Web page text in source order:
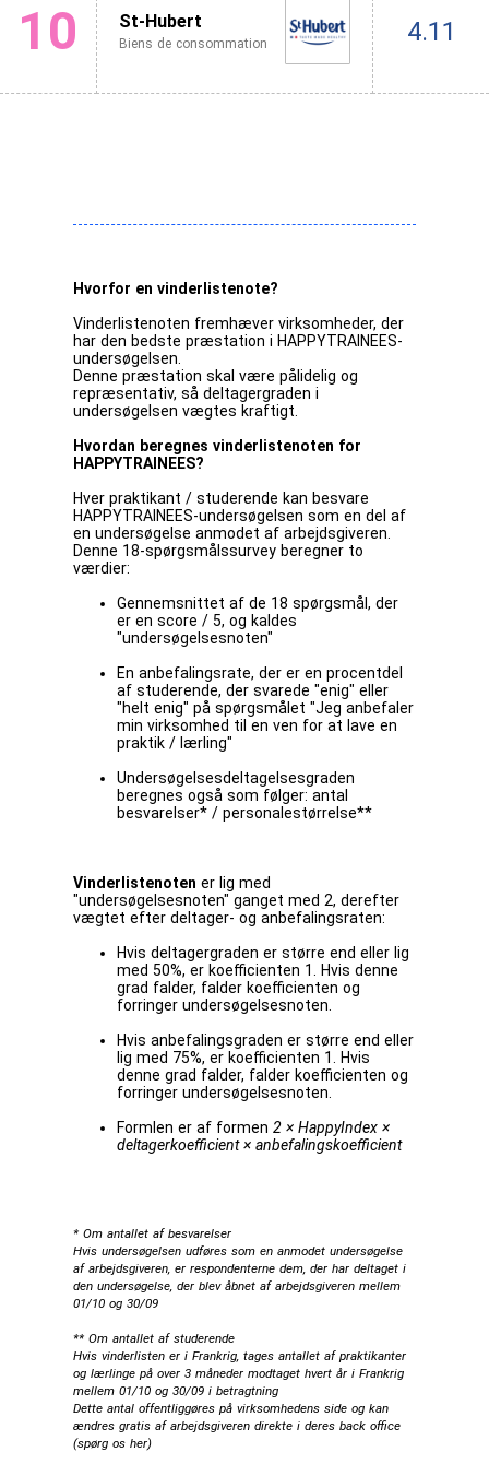
10 St-Hubert
Biens de consommation 4.11
Hvorfor en vinderlistenote?
Vinderlistenoten fremhæver virksomheder, der
har den bedste præstation i HAPPYTRAINEES-
undersøgelsen.
Denne præstation skal være pålidelig og
repræsentativ, så deltagergraden i
undersøgelsen vægtes kraftigt.
Hvordan beregnes vinderlistenoten for
HAPPYTRAINEES?
Hver praktikant / studerende kan besvare
HAPPYTRAINEES-undersøgelsen som en del af
en undersøgelse anmodet af arbejdsgiveren.
Denne 18-spørgsmålssurvey beregner to
værdier:
Gennemsnittet af de 18 spørgsmål, der
er en score / 5, og kaldes
"undersøgelsesnoten"
En anbefalingsrate, der er en procentdel
af studerende, der svarede "enig" eller
"helt enig" på spørgsmålet "Jeg anbefaler
min virksomhed til en ven for at lave en
praktik / lærling"
Undersøgelsesdeltagelsesgraden
beregnes også som følger: antal
besvarelser* / personalestørrelse**
Vinderlistenoten er lig med
"undersøgelsesnoten" ganget med 2, derefter
vægtet efter deltager- og anbefalingsraten:
Hvis deltagergraden er større end eller lig
med 50%, er koefficienten 1. Hvis denne
grad falder, falder koefficienten og
forringer undersøgelsesnoten.
Hvis anbefalingsgraden er større end eller
lig med 75%, er koefficienten 1. Hvis
denne grad falder, falder koefficienten og
forringer undersøgelsesnoten.
Formlen er af formen2 × HappyIndex ×
deltagerkoefficient × anbefalingskoefficient
* Om antallet af besvarelser
Hvis undersøgelsen udføres som en anmodet undersøgelse
af arbejdsgiveren, er respondenterne dem, der har deltaget i
den undersøgelse, der blev åbnet af arbejdsgiveren mellem
01/10 og 30/09
** Om antallet af studerende
Hvis vinderlisten er i Frankrig, tages antallet af praktikanter
og lærlinge på over 3 måneder modtaget hvert år i Frankrig
mellem 01/10 og 30/09 i betragtning
Dette antal offentliggøres på virksomhedens side og kan
ændres gratis af arbejdsgiveren direkte i deres back office
(spørg os her)